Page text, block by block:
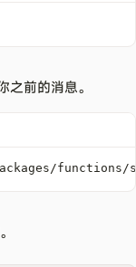
前的消息。